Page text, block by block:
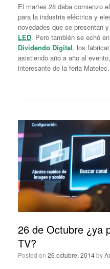
El martes 28 daba comienzo
para la industria eléctrica y
novedades que se presentan
LED. Pero también se echó
Dividendo Digital, los
asistiendo año a año al
interesante de la feria Matelec.
26 de Octubre ¿ya
TV?
Posted on 26 octubre, 2014by